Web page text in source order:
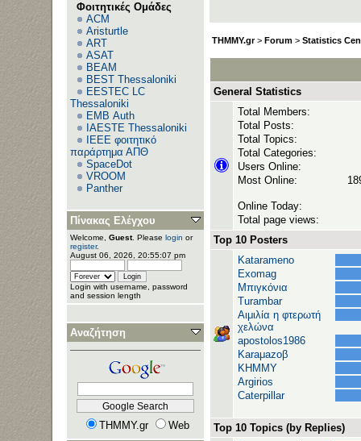
Φοιτητικές Ομάδες
ACM
Aristurtle
ART
ASAT
BEAM
BEST Thessaloniki
EESTEC LC
Thessaloniki
EΜΒ Auth
IAESTE Thessaloniki
IEEE φοιτητικό
παράρτημα ΑΠΘ
SpaceDot
VROOM
Panther
Πίνακας Ελέγχου
Welcome, Guest. Please login or
register.
August 06, 2026, 20:55:07 pm
Login with username, password
and session length
Αναζήτηση
THMMY.gr
Web
THMMY.gr> Forum > Statistics
General Statistics
Total Members:
Total Posts:
Total Topics:
Total Categories:
Users Online:
Most Online:
Online Today:
Total page views:
Top 10 Posters
Katarameno
Exomag
Μπιγκόνια
Turambar
Αιμιλία η φτερωτή
χελώνα
apostolos1986
Karaμazoβ
ΚΗΜΜΥ
Argirios
Caterpillar
Top 10 Topics (by Replies)